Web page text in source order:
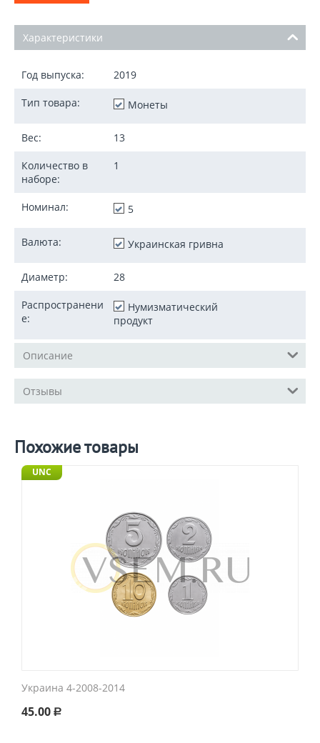
Характеристики
Год выпуска: 2019
Тип товара: Монеты
Вес: 13
Количество в
наборе:
1
Номинал: 5
Валюта: Украинская гривна
Диаметр: 28
Распространени
е:
Нумизматический
продукт
Описание
Отзывы
Похожие товары
UNC
Украина 4-2008-2014
45.00 Р